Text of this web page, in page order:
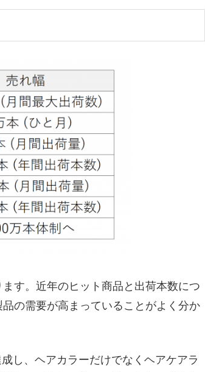
す。近年のヒット商品と出荷本数につ
の需要が高まっていることがよく分か
し、ヘアカラーだけでなくヘアケアラ